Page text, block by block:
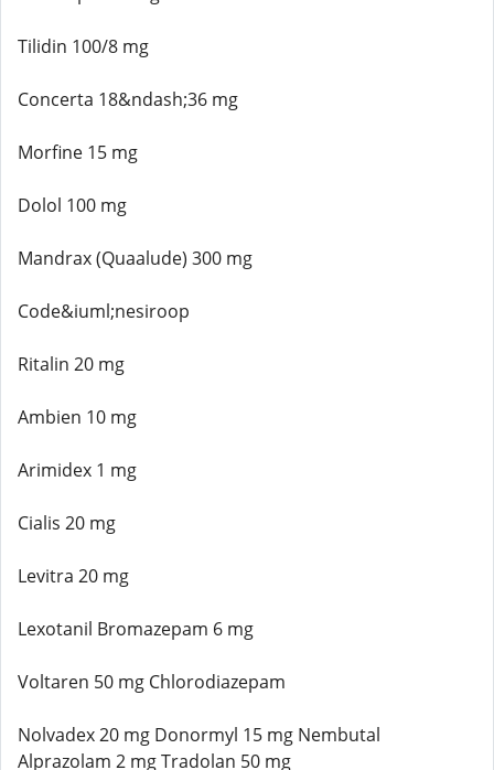
Tilidin 100/8 mg
Concerta 18&ndash;36 mg
Morfine 15 mg
Dolol 100 mg
Mandrax (Quaalude) 300 mg
Code&iuml;nesiroop
Ritalin 20 mg
Ambien 10 mg
Arimidex 1 mg
Cialis 20 mg
Levitra 20 mg
Lexotanil Bromazepam 6 mg
Voltaren 50 mg Chlorodiazepam
Nolvadex 20 mg Donormyl 15 mg Nembutal
Alprazolam 2 mg Tradolan 50 mg